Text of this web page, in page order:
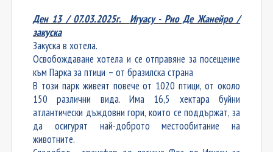
Ден 13 / 07.03.2025г.
Игуасу - Рио Де Жанейро /
закуска
Закуска в хотела.
Освобождаване хотела и се отправяне за посещение
към Парка за птици – от бразилска страна
В този парк живеят повече от 1020 птици, от около
150 различни вида. Има 16,5 хектара буйни
атлантически дъждовни гори, които се поддържат, за
да осигурят най-доброто местообитание на
животните.